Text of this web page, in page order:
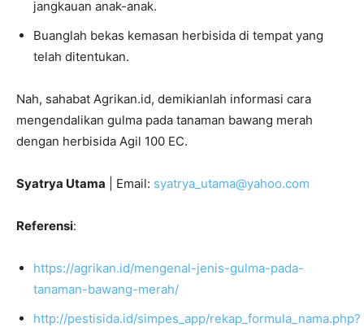
jangkauan anak-anak.
Buanglah bekas kemasan herbisida di tempat yang
telah ditentukan.
Nah, sahabat Agrikan.id, demikianlah informasi cara
mengendalikan gulma pada tanaman bawang merah
dengan herbisida Agil 100 EC.
Syatrya Utama | Email: syatrya_utama@yahoo.com
Referensi:
https://agrikan.id/mengenal-jenis-gulma-pada-
tanaman-bawang-merah/
http://pestisida.id/simpes_app/rekap_formula_nama.php?